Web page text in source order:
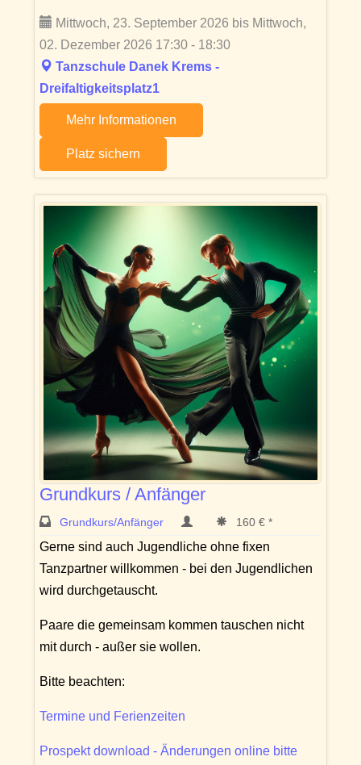
Mittwoch, 23. September 2026 bis Mittwoch,
02. Dezember 2026 17:30 - 18:30
Tanzschule Danek Krems -
Dreifaltigkeitsplatz1
Mehr Informationen
Platz sichern
Grundkurs / Anfänger
Grundkurs/Anfänger 160 € *
Gerne sind auch Jugendliche ohne fixen
Tanzpartner willkommen - bei den Jugendlichen
wird durchgetauscht.
Paare die gemeinsam kommen tauschen nicht
mit durch - außer sie wollen.
Bitte beachten:
Termine und Ferienzeiten
Prospekt download - Änderungen online bitte